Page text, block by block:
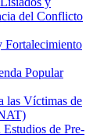
del Conflicto
Fortalecimiento
Popular
las Víctimas de
de Pre-